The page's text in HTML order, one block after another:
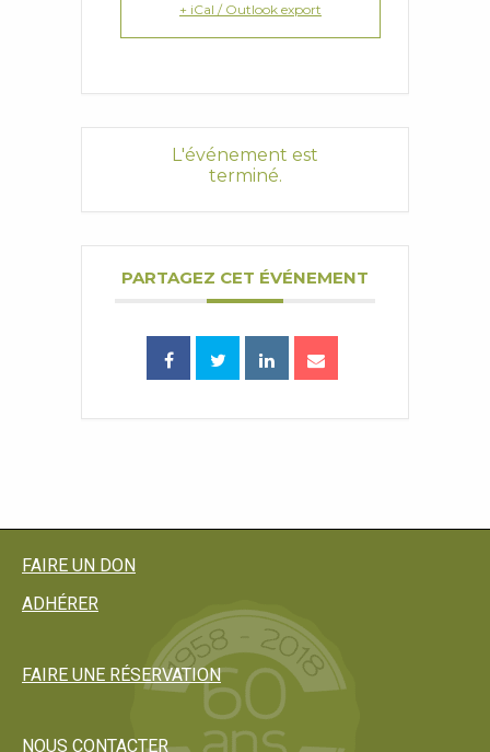
+ iCal / Outlook export
L'événement est
terminé.
PARTAGEZ CET ÉVÉNEMENT
FAIRE UN DON
ADHÉRER
FAIRE UNE RÉSERVATION
NOUS CONTACTER